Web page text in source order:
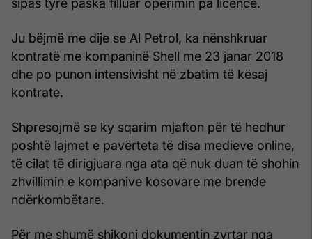
sipas tyre paska filluar operimin pa licencë.
Ju bëjmë me dije se Al Petrol, ka nënshkruar
kontratë me kompaninë Shell me 23 janar 2018
dhe po punon intensivisht në zbatim të kësaj
kontrate.
Shpresojmë se ky sqarim mjafton për të hedhur
poshtë lajmet e pavërteta të disa medieve online,
të cilat të dirigjuara nga ata që nuk duan të shohin
zhvillimin e kompanive kosovare me brende
ndërkombëtare.
Për me shumë shikoni dokumentin zyrtar nga